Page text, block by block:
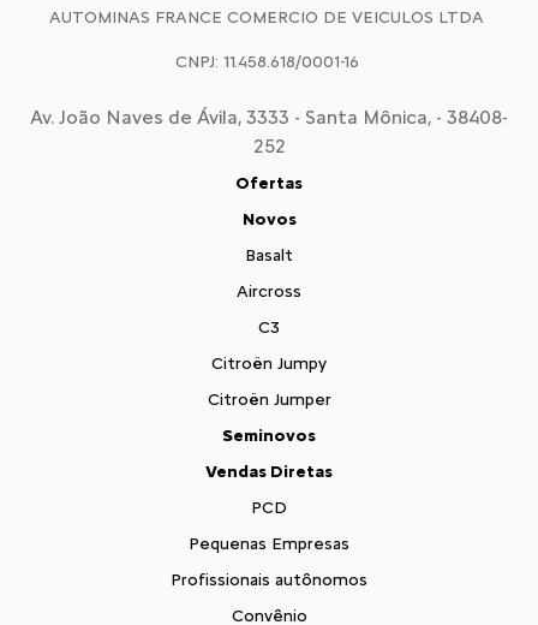
AUTOMINAS FRANCE COMERCIO DE VEICULOS LTDA
CNPJ: 11.458.618/0001-16
Av. João Naves de Ávila, 3333 - Santa Mônica, - 38408-
252
Ofertas
Novos
Basalt
Aircross
C3
Citroën Jumpy
Citroën Jumper
Seminovos
Vendas Diretas
PCD
Pequenas Empresas
Profissionais autônomos
Convênio